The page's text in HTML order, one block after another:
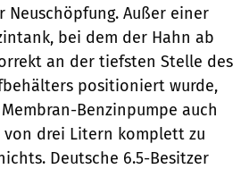
Neuschöpfung. Außer einer
bei dem der Hahn ab
an der tiefsten Stelle des
positioniert wurde,
Benzinpumpe auch
von drei Litern komplett zu
Deutsche 6.5-Besitzer